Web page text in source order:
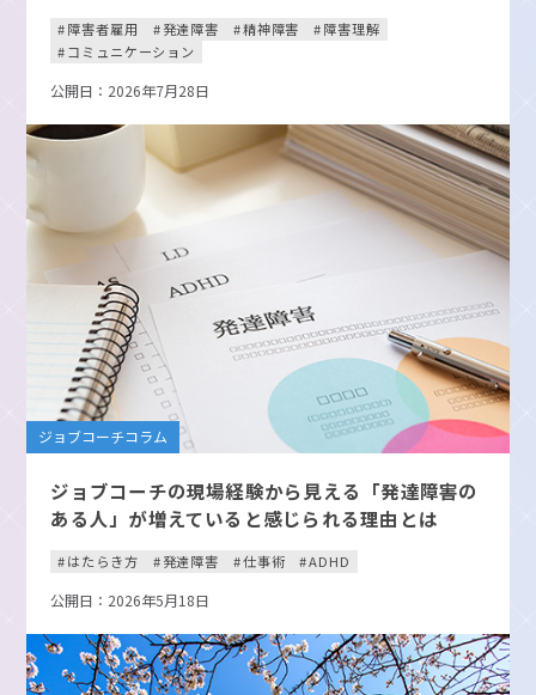
障害者雇用 発達障害 精神障害
障害理解
コミュニケーション
公開日：2026年7月28日
ジョブコーチコラム
ジョブコーチの現場経験から見える「発達障害の
ある人」が増えていると感じられる理由とは
はたらき方 発達障害 仕事術 ADHD
公開日：2026年5月18日